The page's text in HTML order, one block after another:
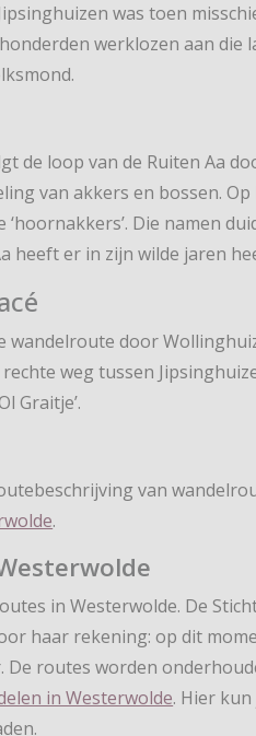
was toen
werklozen aan die
de loop van de Ruiten Aa
van akkers en bossen.
‘hoornakkers’. Die namen
heeft er in zijn wilde jaren
wandelroute door
weg tussen
Graitje’.
van
.
in Westerwolde. De
haar rekening: op dit
De routes worden
in Westerwolde. Hier